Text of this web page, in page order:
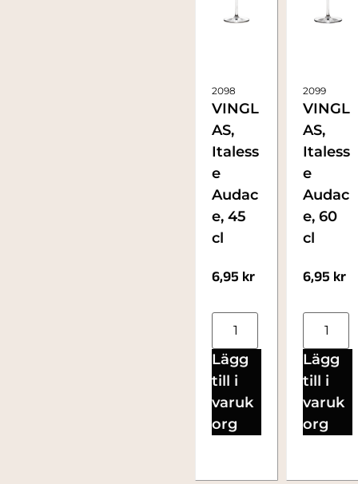
2098
VINGL
AS,
Italess
e
Audac
e, 45
cl
6,95 kr
Lägg
till i
varuk
org
2099
VINGL
AS,
Italess
e
Audac
e, 60
cl
6,95 kr
Lägg
till i
varuk
org